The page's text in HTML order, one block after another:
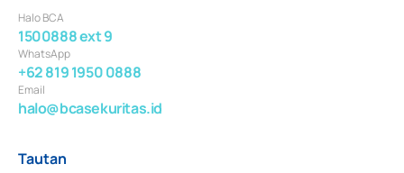
Halo BCA
1500888 ext 9
WhatsApp
+62 819 1950 0888
Email
halo@bcasekuritas.id
Tautan